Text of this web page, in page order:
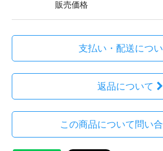
販売価格
支払い・配送につ
返品について
この商品について問い